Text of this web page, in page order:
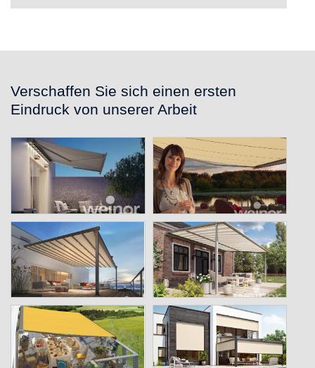
Verschaffen Sie sich einen ersten
Eindruck von unserer Arbeit